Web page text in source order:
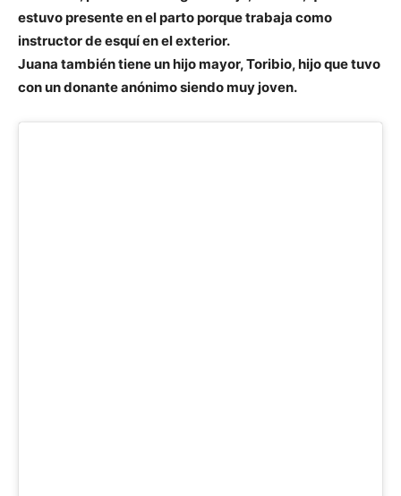
estuvo presente en el parto porque trabaja como
instructor de esquí en el exterior.
Juana también tiene un hijo mayor, Toribio, hijo que tuvo
con un donante anónimo siendo muy joven.